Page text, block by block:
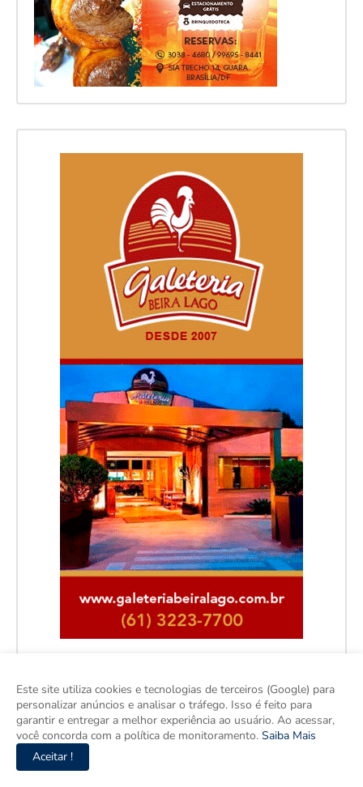
Facebook
Este site utiliza cookies e tecnologias de terceiros (Google) para
personalizar anúncios e analisar o tráfego. Isso é feito para
garantir e entregar a melhor experiência ao usuário. Ao acessar,
você concorda com a política de monitoramento. Saiba Mais
Aceitar !